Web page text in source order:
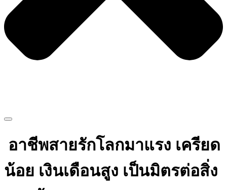
อาชีพสายรักโลกมาแรง เครียด
น้อย เงินเดือนสูง เป็นมิตรต่อสิ่ง